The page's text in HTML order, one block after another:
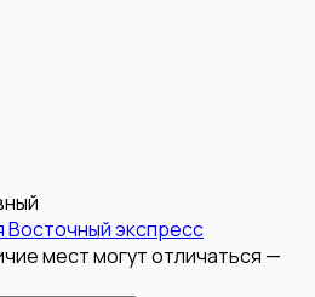
Восточный экспресс
мест могут отличаться —